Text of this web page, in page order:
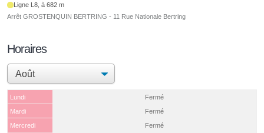
Ligne L8, à 682 m
Arrêt GROSTENQUIN BERTRING - 11 Rue Nationale Bertring
Horaires
Lundi
Fermé
Mardi
Fermé
Mercredi
Fermé